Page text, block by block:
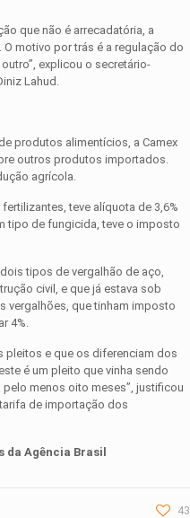
que não é arrecadatória, a
motivo por trás é a regulação do
explicou o secretário-
Lahud.
produtos alimentícios, a Camex
outros produtos importados.
agrícola.
teve alíquota de 3,6%
tipo de fungicida, teve o imposto
tipos de vergalhão de aço,
civil, e que já estava sob
vergalhões, que tinham imposto
4%.
pleitos e que os diferenciam dos
é um pleito que vinha sendo
menos oito meses”, justificou
de importação dos
Agência Brasil
43